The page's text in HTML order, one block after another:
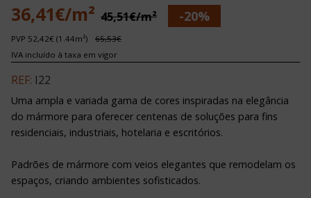
36,41€/m² 45,51€/m² -20%
PVP 52,42€ (1.44m²)
65,53€
IVA incluído à taxa em vigor
REF: I22
Uma ampla e variada gama de cores inspiradas na elegância
do mármore para oferecer centenas de soluções para fins
residenciais, industriais, hotelaria e escritórios.
Padrões de mármore com veios elegantes que remodelam os
espaços, criando ambientes sofisticados.